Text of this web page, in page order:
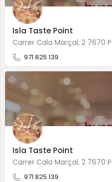
Isla Taste Point
Carrer Cala Marçal, 2 7670
971 825 139
Isla Taste Point
Carrer Cala Marçal, 2 7670
971 825 139